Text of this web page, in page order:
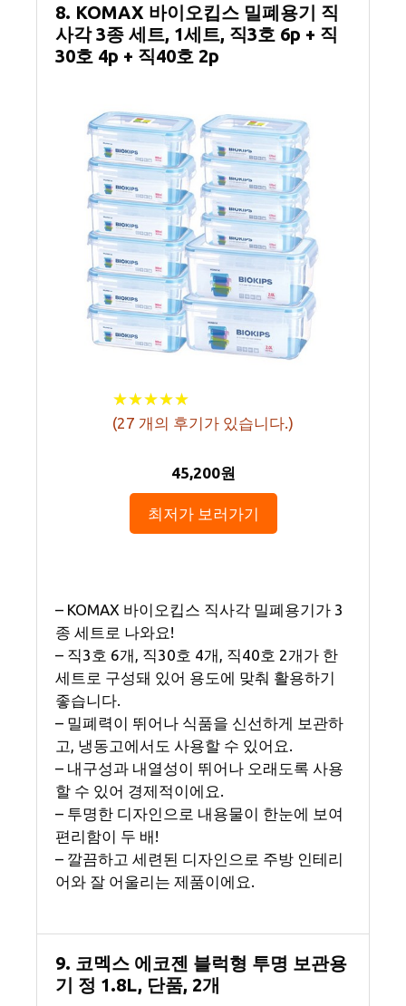
8. KOMAX 바이오킵스 밀폐용기 직
사각 3종 세트, 1세트, 직3호 6p + 직
30호 4p + 직40호 2p
★★★★★
★★★★★
(27 개의 후기가 있습니다.)
45,200원
최저가 보러가기
– KOMAX 바이오킵스 직사각 밀폐용기가 3
종 세트로 나와요!
– 직3호 6개, 직30호 4개, 직40호 2개가 한
세트로 구성돼 있어 용도에 맞춰 활용하기
좋습니다.
– 밀폐력이 뛰어나 식품을 신선하게 보관하
고, 냉동고에서도 사용할 수 있어요.
– 내구성과 내열성이 뛰어나 오래도록 사용
할 수 있어 경제적이에요.
– 투명한 디자인으로 내용물이 한눈에 보여
편리함이 두 배!
– 깔끔하고 세련된 디자인으로 주방 인테리
어와 잘 어울리는 제품이에요.
9. 코멕스 에코젠 블럭형 투명 보관용
기 정 1.8L, 단품, 2개